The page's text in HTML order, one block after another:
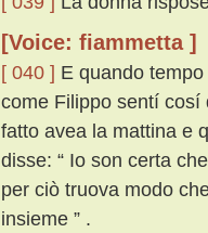
[Voice: fiammetta ]
[ 040 ] E quando
come Filippo sentí cosí
fatto avea la mattina e
disse: “ Io son certa
per ciò truova modo
insieme ” .